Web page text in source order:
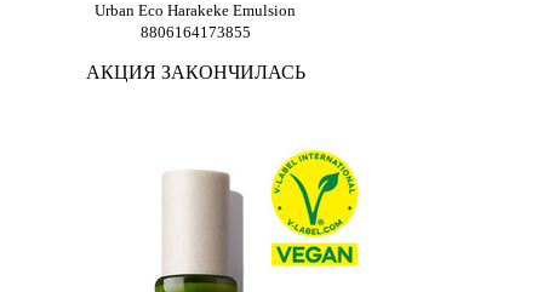
Urban Eco Harakeke Emulsion
8806164173855
АКЦИЯ ЗАКОНЧИЛАСЬ